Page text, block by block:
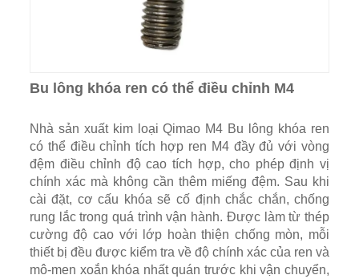
Bu lông khóa ren có thể điều chỉnh M4
Nhà sản xuất kim loại Qimao M4 Bu lông khóa ren
có thể điều chỉnh tích hợp ren M4 đầy đủ với vòng
đệm điều chỉnh độ cao tích hợp, cho phép định vị
chính xác mà không cần thêm miếng đệm. Sau khi
cài đặt, cơ cấu khóa sẽ cố định chắc chắn, chống
rung lắc trong quá trình vận hành. Được làm từ thép
cường độ cao với lớp hoàn thiện chống mòn, mỗi
thiết bị đều được kiểm tra về độ chính xác của ren và
mô-men xoắn khóa nhất quán trước khi vận chuyển,